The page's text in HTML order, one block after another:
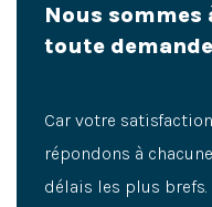
Nous sommes
toute
Car votre
répondons à
délais les plus brefs.